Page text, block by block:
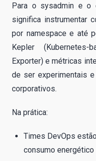
Para o sysadmin e o
significa instrumentar
por namespace e até
Kepler
Exporter) e métricas
de ser experimentais
corporativos.
Na prática:
Times DevOps
consumo